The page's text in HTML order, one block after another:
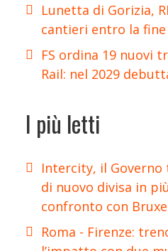
Lunetta di Gorizia,
cantieri entro la fine
FS ordina 19 nuovi
Rail: nel 2029
I più letti
Intercity, il
di nuovo divisa in
confronto con
Roma - Firenze: